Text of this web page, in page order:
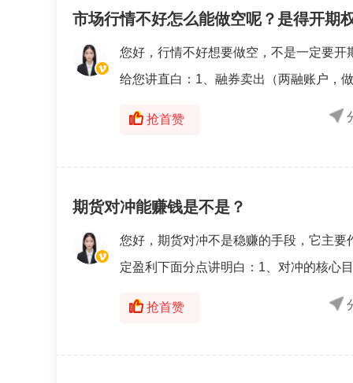
市场行情不好怎么能做空呢？是得开期
您好，行情不好想要做空，不是一定要
给您讲直白：1、融券卖出（两融账户，
抢首赞
期货对冲能赚钱是不是？
您好，期货对冲不是稳赚的手段，它主
定盈利下面分点讲明白：1、对冲的核心
抢首赞